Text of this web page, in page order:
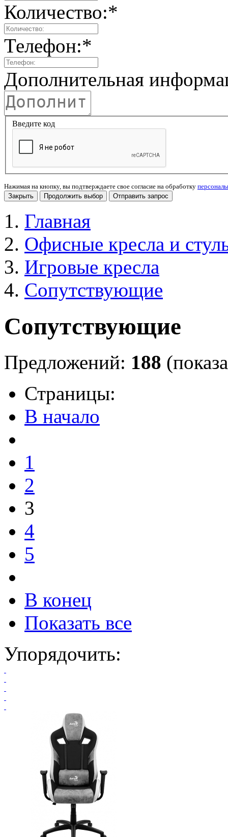
Количество:*
Телефон:*
Дополнительная
Введите код
Нажимая на кнопку, вы подтверждаете свое согласие на обработку
Закрыть
Продолжить выбор Отправить запрос
Главная
Офисные кресла и
Игровые кресла
Сопутствующие
Сопутствующие
Предложений: 188
Страницы:
В начало
1
2
3
4
5
В конец
Показать все
Упорядочить: